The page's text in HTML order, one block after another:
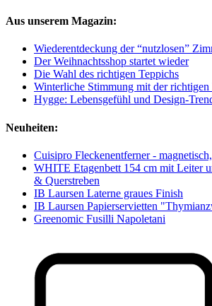
Aus unserem Magazin:
Wiederentdeckung der “nutzlosen”
Der Weihnachtsshop startet wieder
Die Wahl des richtigen Teppichs
Winterliche Stimmung mit der
Hygge: Lebensgefühl und Design-
Neuheiten:
Cuisipro Fleckenentferner -
WHITE Etagenbett 154 cm mit Leiter
& Querstreben
IB Laursen Laterne graues Finish
IB Laursen Papierservietten
Greenomic Fusilli Napoletani